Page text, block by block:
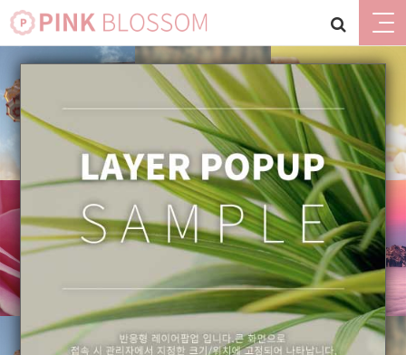
갤러리게시판(박스형)
갤러리게시판 갤러리게시판 갤러리 등록 테스트